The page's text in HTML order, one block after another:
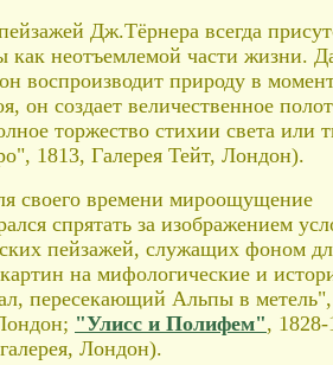
Дж.Тёрнера всегда
как неотъемлемой части жизни.
воспроизводит природу в
он создает величественное
торжество стихии света или
1813, Галерея Тейт, Лондон).
своего времени мироощущение
спрятать за изображением
пейзажей, служащих фоном
на мифологические и
пересекающий Альпы в
"Улисс и Полифем",
Лондон).